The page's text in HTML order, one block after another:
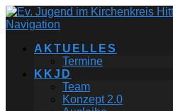
Navigation
AKTUELLES
Termine
KKJD
Team
Konzept 2.0